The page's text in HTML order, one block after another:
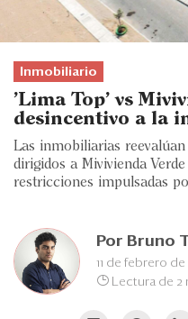
Management
Economía y Finanzas
Legal y Política
Eventos
Ranking CEO
Edición Impresa
Inmobiliario
'Lima Top' vs
desincentivo a la
Las inmobiliarias
dirigidos a Mivivienda
restricciones impulsadas
Por Bruno
11 de febrero de
Lectura de 2